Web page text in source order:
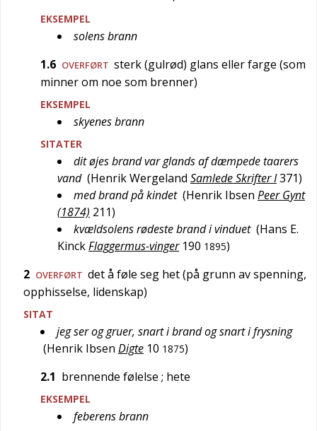
EKSEMPEL
solens brann
1.6 OVERFØRT sterk (gulrød) glans eller farge (som
minner om noe som brenner)
EKSEMPEL
skyenes brann
SITATER
dit øjes brand var glands af dæmpede taarers
vand (Henrik Wergeland Samlede Skrifter I371)
med brand på kindet (Henrik Ibsen Peer Gynt
(1874) 211)
kvældsolens rødeste brand i vinduet (Hans E.
KinckFlaggermus-vinger 190 1895)
2 OVERFØRT det å føle seg het (på grunn av spenning,
opphisselse, lidenskap)
SITAT
jeg ser og gruer, snart i brand og snart i frysning
(Henrik Ibsen Digte 10 1875)
2.1 brennende følelse ; hete
EKSEMPEL
feberens brann